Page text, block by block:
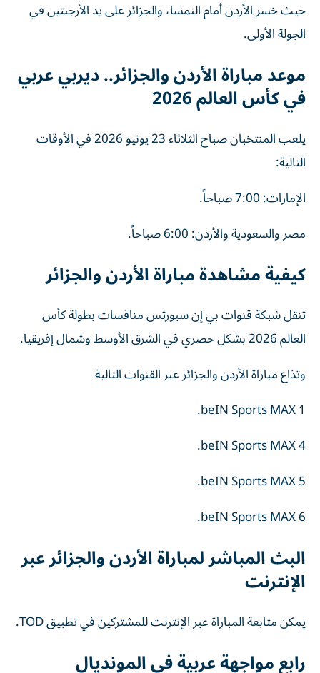
حيث خسر الأردن أمام النمسا، والجزائر على يد الأرجنتين في
الجولة الأولى.
موعد مباراة الأردن والجزائر.. ديربي عربي
في كأس العالم 2026
يلعب المنتخبان صباح الثلاثاء 23 يونيو 2026 في الأوقات
التالية:
الإمارات: 7:00 صباحاً.
مصر والسعودية والأردن: 6:00 صباحاً.
كيفية مشاهدة مباراة الأردن والجزائر
تنقل شبكة قنوات بي إن سبورتس منافسات بطولة كأس
العالم 2026 بشكل حصري في الشرق الأوسط وشمال إفريقيا.
وتذاع مباراة الأردن والجزائر عبر القنوات التالية
beIN Sports MAX 1.
beIN Sports MAX 4.
beIN Sports MAX 5.
beIN Sports MAX 6.
البث المباشر لمباراة الأردن والجزائر عبر
الإنترنت
يمكن متابعة المباراة عبر الإنترنت للمشتركين في تطبيق TOD.
رابع مواجهة عربية في المونديال